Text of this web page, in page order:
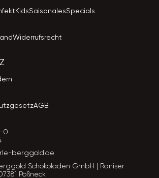
KidsSaisonalesSpecials
Widerrufsrecht
AGB
0
berggold.de
Schokoladen GmbH | Raniser
Pößneck